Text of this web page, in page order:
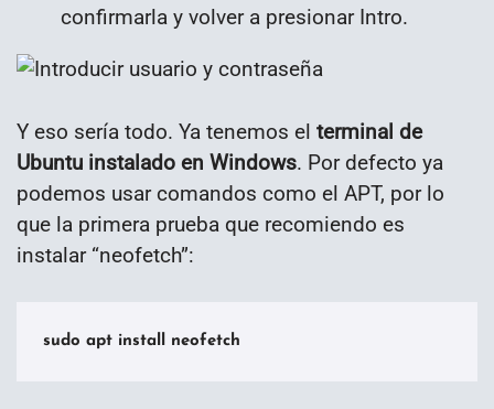
confirmarla y volver a presionar Intro.
Y eso sería todo. Ya tenemos el terminal de
Ubuntu instalado en Windows. Por defecto ya
podemos usar comandos como el APT, por lo
que la primera prueba que recomiendo es
instalar “neofetch”:
sudo apt install neofetch